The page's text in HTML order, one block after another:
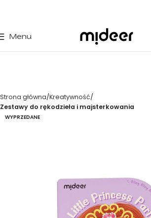
Menu
Strona główna Kreatywność
Zestawy do rękodzieła i majsterkowania
WYPRZEDANE